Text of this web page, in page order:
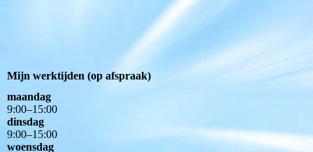
Mijn werktijden (op afspraak)
maandag
9:00–15:00
dinsdag
9:00–15:00
woensdag